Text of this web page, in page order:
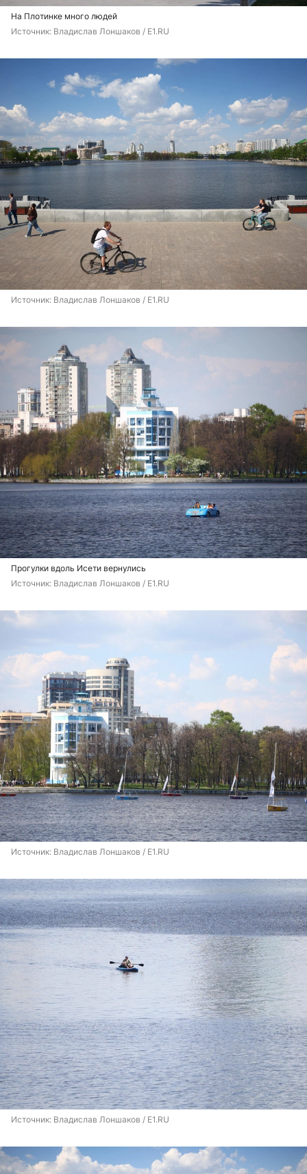
На Плотинке много людей
Источник: Владислав Лоншаков / E1.RU
Источник: Владислав Лоншаков / E1.RU
Прогулки вдоль Исети вернулись
Источник: Владислав Лоншаков / E1.RU
Источник: Владислав Лоншаков / E1.RU
Источник: Владислав Лоншаков / E1.RU